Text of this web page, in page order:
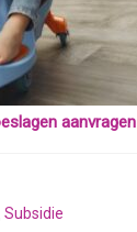
aanvragen
,Subsidie